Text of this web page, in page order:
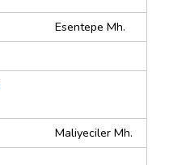
Esentepe Mh.
Maliyeciler Mh.